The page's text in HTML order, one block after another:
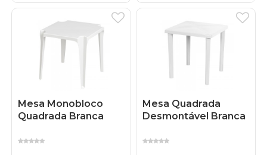
Mesa Monobloco
Quadrada Branca
Mesa Quadrada
Desmontável Branca